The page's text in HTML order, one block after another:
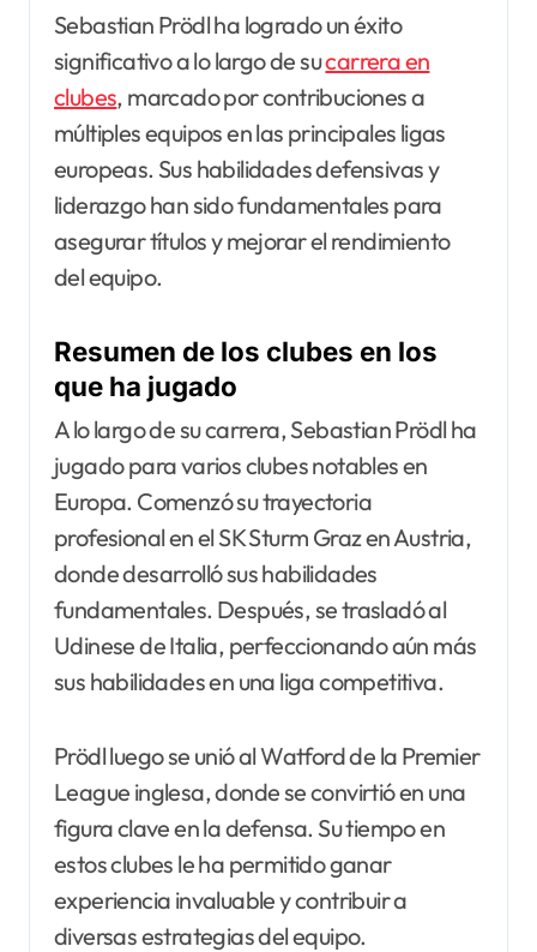
Sebastian Prödl ha logrado un éxito
significativo a lo largo de sucarrera en
clubes, marcado por contribuciones a
múltiples equipos en las principales ligas
europeas. Sus habilidades defensivas y
liderazgo han sido fundamentales para
asegurar títulos y mejorar el rendimiento
del equipo.
Resumen de los clubes en los
que ha jugado
A lo largo de su carrera, Sebastian Prödl ha
jugado para varios clubes notables en
Europa. Comenzó su trayectoria
profesional en el SK Sturm Graz en Austria,
donde desarrolló sus habilidades
fundamentales. Después, se trasladó al
Udinese de Italia, perfeccionando aún más
sus habilidades en una liga competitiva.
Prödl luego se unió al Watford de la Premier
League inglesa, donde se convirtió en una
figura clave en la defensa. Su tiempo en
estos clubes le ha permitido ganar
experiencia invaluable y contribuir a
diversas estrategias del equipo.